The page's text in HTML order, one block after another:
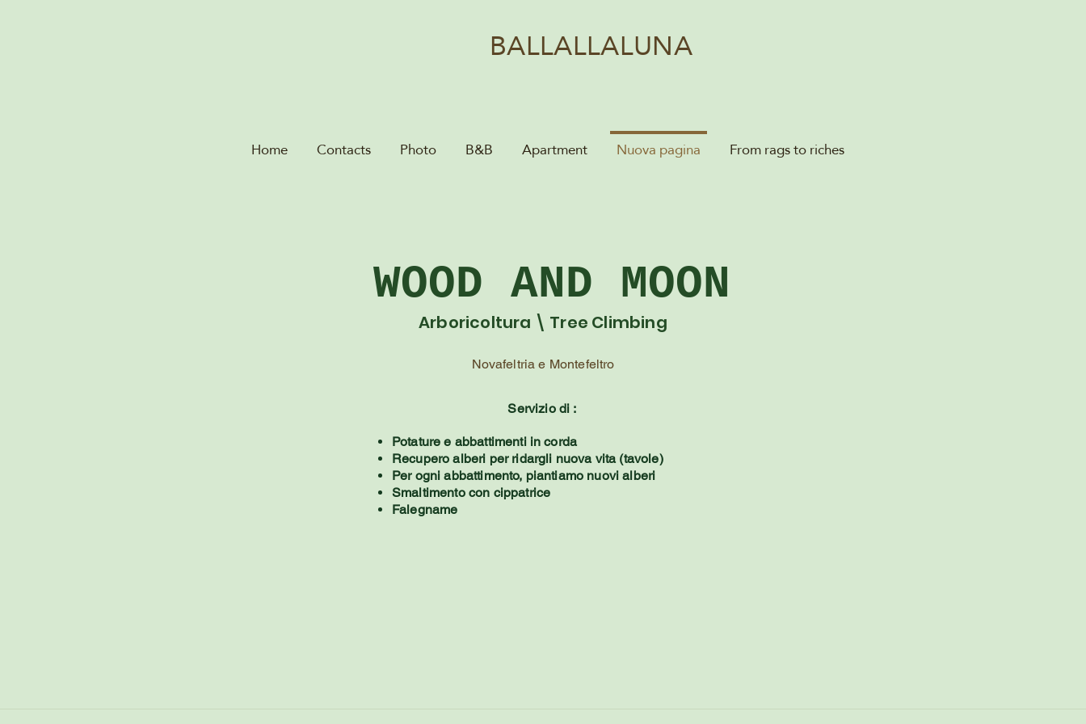
BALLALLALUNA
Home Contacts Photo B&B Apartment Nuova pagina From rags to riches
WOOD AND MOON
Arboricoltura \ Tree Climbing
Novafeltria e Montefeltro
Servizio di :
Potature e abbattimenti in corda
Recupero alberi per ridargli nuova vita (tavole)
Per ogni abbattimento, piantiamo nuovi alberi
Smaltimento con cippatrice
Falegname